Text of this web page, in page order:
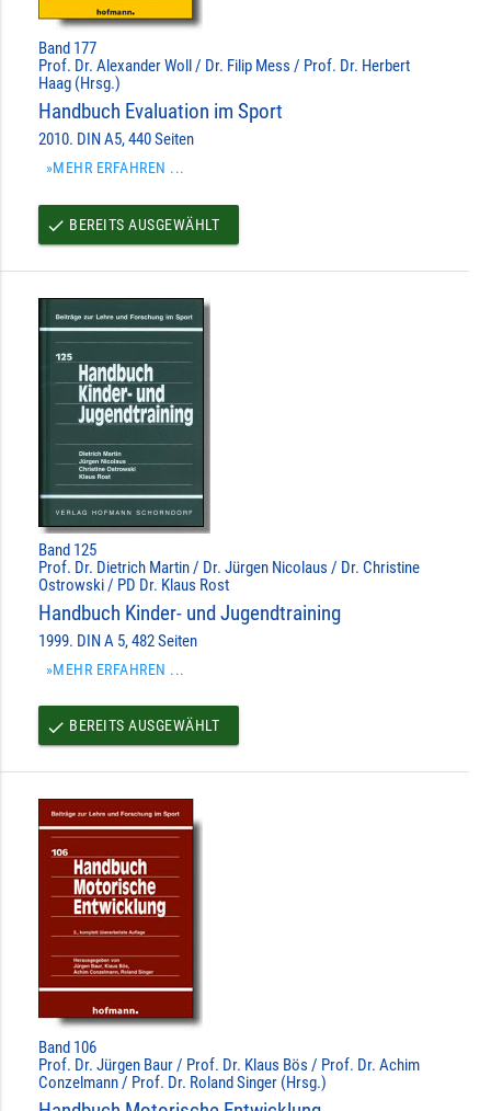
Band 177
Prof. Dr. Alexander Woll / Dr. Filip Mess / Prof. Dr. Herbert
Haag (Hrsg.)
Handbuch Evaluation im Sport
2010. DIN A5, 440 Seiten
»MEHR ERFAHREN ...
done BEREITS AUSGEWÄHLT
Band 125
Prof. Dr. Dietrich Martin / Dr. Jürgen Nicolaus / Dr. Christine
Ostrowski / PD Dr. Klaus Rost
Handbuch Kinder- und Jugendtraining
1999. DIN A 5, 482 Seiten
»MEHR ERFAHREN ...
done BEREITS AUSGEWÄHLT
Band 106
Prof. Dr. Jürgen Baur / Prof. Dr. Klaus Bös / Prof. Dr. Achim
Conzelmann / Prof. Dr. Roland Singer (Hrsg.)